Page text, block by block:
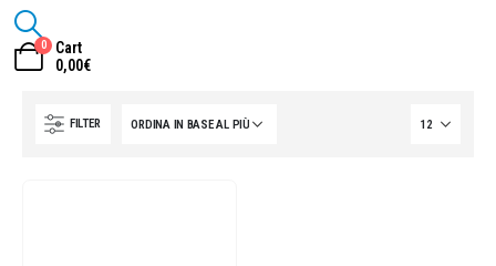
0
Cart
0,00€
FILTER